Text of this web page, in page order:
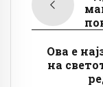
Ова е
на